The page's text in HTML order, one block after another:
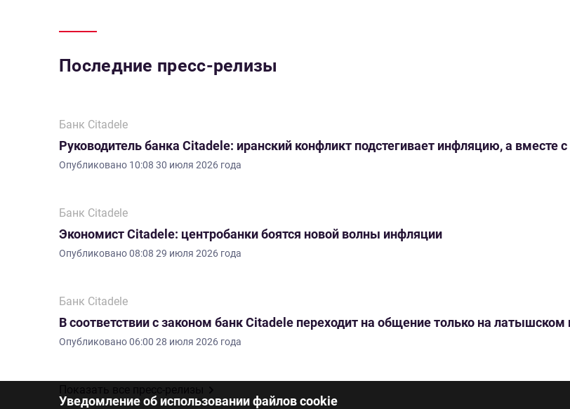
Уведомление об использовании файлов cookie
Последние пресс-релизы
Банк Citadele
Руководитель банка Citadele: иранский конфликт подстегивает инфляцию, а вместе
Опубликовано 10:08 30 июля 2026 года
Банк Citadele
Экономист Citadele: центробанки боятся новой волны инфляции
Опубликовано08:08 29 июля 2026 года
Банк Citadele
В соответствии с законом банк Citadele переходит на общение только на
Опубликовано06:00 28 июля 2026 года